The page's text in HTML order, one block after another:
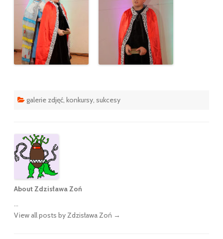
galerie zdjęć konkursy sukcesy
About Zdzisława Zoń
View all posts by Zdzisława Zoń →